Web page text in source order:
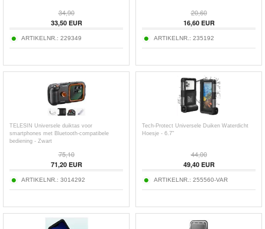
34,90
33,50EUR
ARTIKELNR.: 229349
20,60
16,60EUR
ARTIKELNR.: 235192
TELESIN Universele duiktas voor
smartphones met Bluetooth-compatibele
bediening - Zwart
75,10
71,20EUR
ARTIKELNR.: 3014292
Tech-Protect Universele Duiken Waterdicht
Hoesje - 6.7"
44,00
49,40EUR
ARTIKELNR.: 255560-VAR